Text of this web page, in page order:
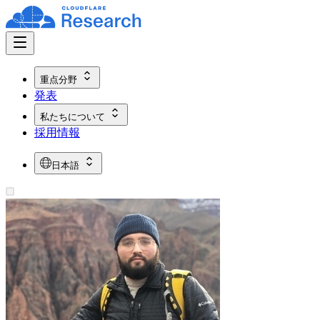
重点分野
発表
私たちについて
採用情報
日本語